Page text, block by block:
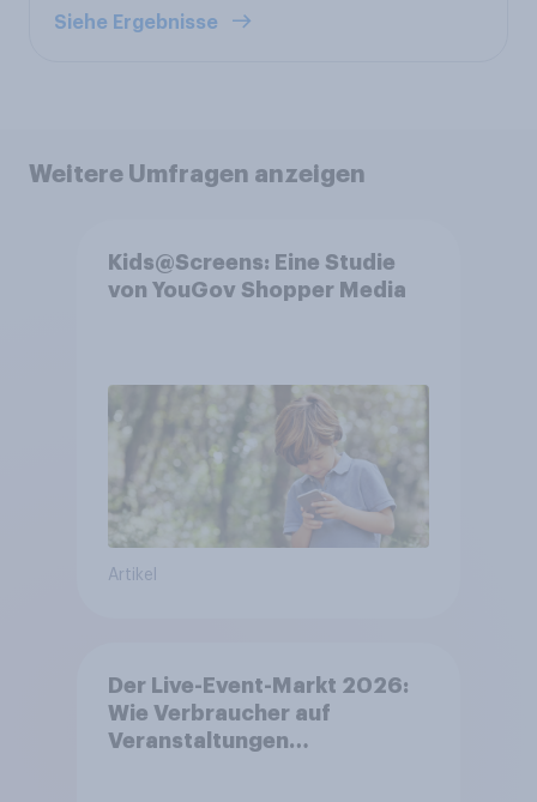
Siehe Ergebnisse
Weitere Umfragen anzeigen
Kids@Screens: Eine Studie
von YouGov Shopper Media
Artikel
Der Live-Event-Markt 2026:
Wie Verbraucher auf
Veranstaltungen